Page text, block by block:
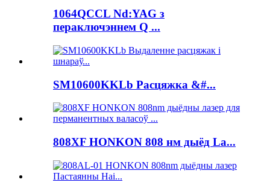
1064QCCL Nd:YAG з
пераключэннем Q ...
SM10600KKLb Расцяжка &#...
808XF HONKON 808 нм дыёд La...